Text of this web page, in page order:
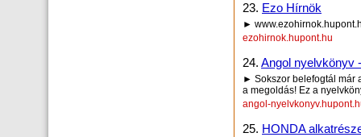
23. Ezo Hírnök
►
ezohirnok.hupont.hu
24. Angol nyelvkönyv
► Sokszor belefogtál már
a megoldás! Ez a
angol-
25. HONDA